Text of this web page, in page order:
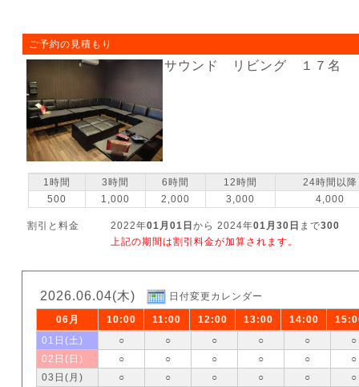
ご予約の見積もり
サウンド リビング １７名
1時間 3時間 6時間 12時間
24時間以降
500
1,000 2,000 3,000 4,000
割引と料金 2022年01月01日 から 2024年01月30日 まで300
上記の期間は割引料金が加算されます。
2026.06.04(木) 日付変更カレンダー
06月 10:00 11:00 12:00 13:00 14:00
01日(土)
○ ○ ○ ○ ○
○
02日(日)
○ ○ ○ ○ ○
○
03日(月)
○ ○ ○ ○ ○
○